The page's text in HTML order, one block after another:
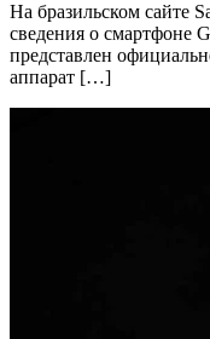
На бразильском сайте
сведения о смартфоне
представлен
аппарат […]